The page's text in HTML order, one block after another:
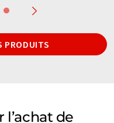
PRODUITS
l’achat de